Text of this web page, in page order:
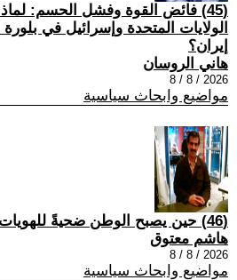
(45) فائض القوة وفشل الحسم:
الولايات المتحدة وإسرائيل في
إيران؟
هاني الروسان
2026 / 8 / 8
مواضيع وابحاث سياسية
(46) حين يصبح الوطن ضحيةً للهويات
هاشم معتوق
2026 / 8 / 8
مواضيع وابحاث سياسية